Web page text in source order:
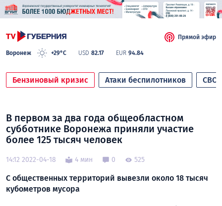
Воронеж +29°C USD 82.17 EUR 94.84
Прямой эфир
Бензиновый кризис Атаки беспилотников СВО
В первом за два года общеобластном
субботнике Воронежа приняли участие
более 125 тысяч человек
14:12 2022-04-18 4 мин 0 525
С общественных территорий вывезли около 18 тысяч
кубометров мусора